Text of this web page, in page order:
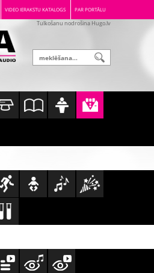
VIDEO IERAKSTU KATALOGS PAR PORTĀLU
Tulkošanu nodrošina Hugo.lv